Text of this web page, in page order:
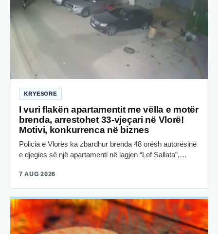
KRYESORE
I vuri flakën apartamentit me vëlla e motër
brenda, arrestohet 33-vjeçari në Vlorë!
Motivi, konkurrenca në biznes
Policia e Vlorës ka zbardhur brenda 48 orësh autorësinë
e djegies së një apartamenti në lagjen “Lef Sallata”,…
7 AUG 2026